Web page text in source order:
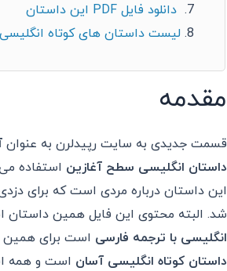
دانلود فایل PDF این داستان
لیست داستان های کوتاه
مقدمه
قسمت جدیدی به سایت رپیدلرن به عنوان
داستان انگلیسی سطح آغازین استفاده
این داستان درباره مردی است که برای
شد. البته محتوی این فایل همین داستان
انگلیسی با ترجمه فارسی است برای همین
داستان کوتاه انگلیسی آسان است و همه